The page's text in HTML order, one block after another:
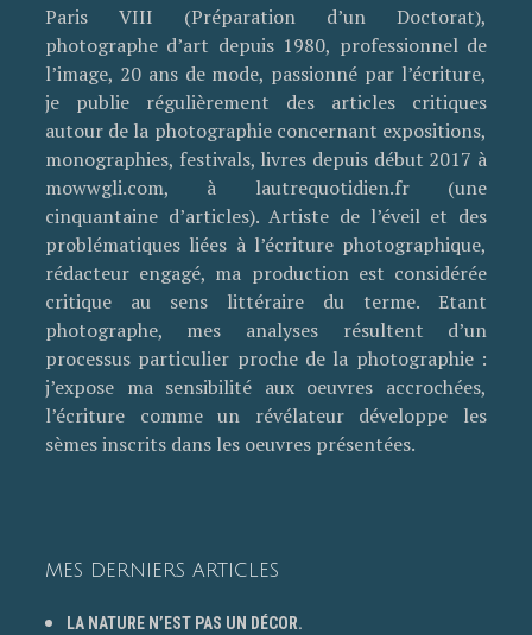
Paris VIII (Préparation d’un Doctorat),
photographe d’art depuis 1980, professionnel de
l’image, 20 ans de mode, passionné par l’écriture,
je publie régulièrement des articles critiques
autour de la photographie concernant expositions,
monographies, festivals, livres depuis début 2017 à
mowwgli.com, à lautrequotidien.fr (une
cinquantaine d’articles). Artiste de l’éveil et des
problématiques liées à l’écriture photographique,
rédacteur engagé, ma production est considérée
critique au sens littéraire du terme. Etant
photographe, mes analyses résultent d’un
processus particulier proche de la photographie :
j’expose ma sensibilité aux oeuvres accrochées,
l’écriture comme un révélateur développe les
sèmes inscrits dans les oeuvres présentées.
MES DERNIERS ARTICLES
LA NATURE N’EST PAS UN DÉCOR.